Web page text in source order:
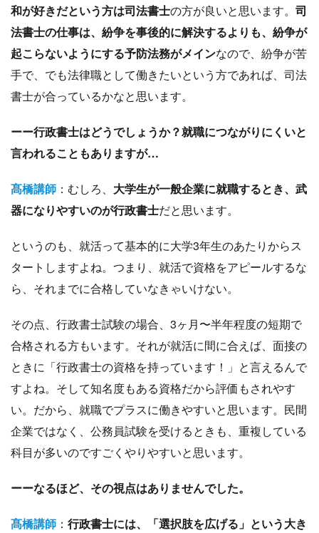
和が好きだという方は司法書士の方が良いと思います。 司
法書士の仕事は、紛争を事後的に解決するよりも、紛争が
起こらないようにする予防法務がメインなので、紛争が苦
手で、でも法律職として働きたいという方であれば、司法
書士が合っているかなと思います。
ーー行政書士はどうでしょうか？就職につながりにくいと
言われることもありますが…
髙橋講師 ：むしろ、 大学生が一般企業に就職するとき、武
器になりやすいのが行政書士だと思います。
というのも、就活って基本的に大学3年生のあたりからス
タートしますよね。つまり、就活で資格をアピールするな
ら、それまでに合格していなきゃいけない。
その点、行政書士試験の場合、3ヶ月〜半年程度の短期で
合格される方もいます。それが就活に間に合えば、面接の
ときに「行政書士の資格を持っています！」と言えるんで
すよね。そして知名度もある資格だから評価もされやす
い。だから、就職でプラスに働きやすいと思います。民間
企業ではなく、公務員試験を受けるときも、重複している
科目が多いのですごくやりやすいと思います。
ーーなるほど、その視点はありませんでした。
髙橋講師 ： 行政書士には、「選択肢を広げる」という大き